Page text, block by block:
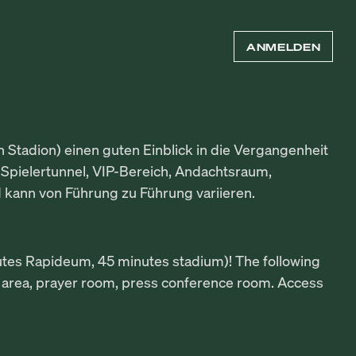
ANMELDEN
einen guten Einblick in die Vergangenheit
VIP-Bereich, Andachtsraum,
von Führung zu Führung variieren.
Rapideum, 45 minutes stadium)! The following
prayer room, press conference room. Access